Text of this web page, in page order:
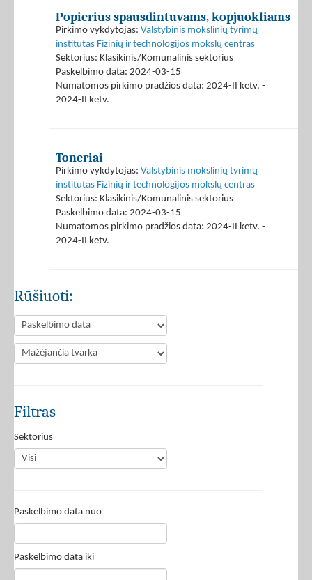
Popierius spausdintuvams, kopjuokliams
Pirkimo vykdytojas: Valstybinis mokslinių tyrimų
institutas Fizinių ir technologijos mokslų centras
Sektorius: Klasikinis/Komunalinis sektorius
Paskelbimo data: 2024-03-15
Numatomos pirkimo pradžios data: 2024-II ketv. -
2024-II ketv.
Toneriai
Pirkimo vykdytojas: Valstybinis mokslinių tyrimų
institutas Fizinių ir technologijos mokslų centras
Sektorius: Klasikinis/Komunalinis sektorius
Paskelbimo data: 2024-03-15
Numatomos pirkimo pradžios data: 2024-II ketv. -
2024-II ketv.
Rūšiuoti:
Filtras
Sektorius
Paskelbimo data nuo
Paskelbimo data iki